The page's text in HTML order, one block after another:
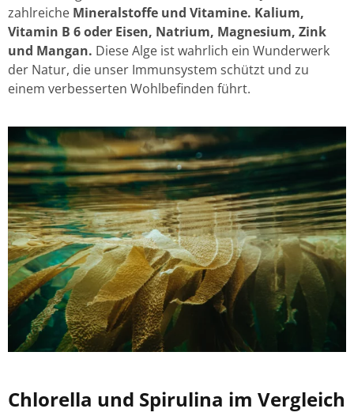
zahlreiche Mineralstoffe und Vitamine. Kalium,
Vitamin B 6 oder Eisen, Natrium, Magnesium, Zink
und Mangan. Diese Alge ist wahrlich ein Wunderwerk
der Natur, die unser Immunsystem schützt und zu
einem verbesserten Wohlbefinden führt.
Chlorella und Spirulina im Vergleich